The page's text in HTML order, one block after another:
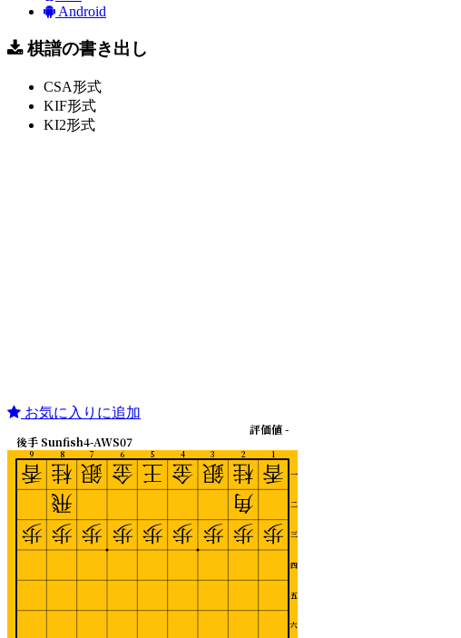
Android
棋譜の書き出し
CSA形式
KIF形式
KI2形式
お気に入りに追加
1
2
3
4
5
6
7
8
9
一
二
三
四
五
六
後手 Sunfish4-AWS07
評価値 -
香
歩
桂
角
歩
銀
歩
金
歩
王
歩
金
歩
銀
歩
桂
飛
歩
香
歩